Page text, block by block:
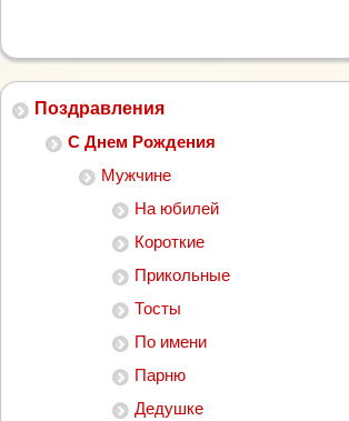
Поздравления
С Днем Рождения
Мужчине
На юбилей
Короткие
Прикольные
Тосты
По имени
Парню
Дедушке